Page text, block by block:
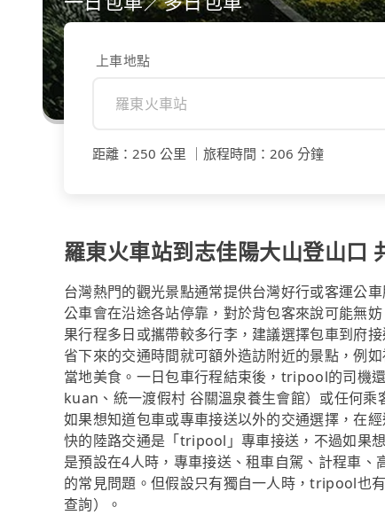
上車地點
距離 ： 250 公里 旅程時間 ： 206 分鐘
羅東火車站到志佳陽大山登山口
台灣熱門的觀光景點通常提供台灣好行或客運公
公車會在沿途各站停靠，對於背包客來說可能無
果行程多日或攜帶較多行李，建議選擇包車到府
省下來的交通時間就可額外造訪附近的景點，例
當地美食。一日包車行程結束後，tripool的司機
kuan、統一渡假村 谷關溫泉養生會館）或任何乘
如果想知道包車或專車接送以外的交通選擇，在
快的陸路交通是「tripool」專車接送，不過如果
是預設在4人時，專車接送、租車自駕、計程車
的常見問題。但假設只有獨自一人時，tripool也
查詢）。